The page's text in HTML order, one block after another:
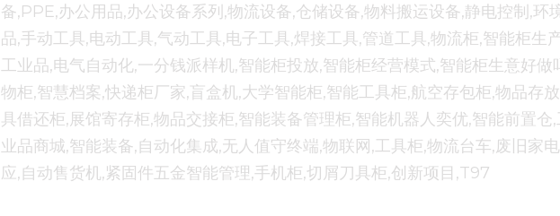
备,PPE,办公用品,办公设备系列,物流设备,仓储设备,物料搬运设备,静电控制,环
品,手动工具,电动工具,气动工具,电子工具,焊接工具,管道工具,物流柜,智能柜生
工业品,电气自动化,一分钱派样机,智能柜投放,智能柜经营模式,智能柜生意好做
物柜,智慧档案,快递柜厂家,盲盒机,大学智能柜,智能工具柜,航空存包柜,物品存
具借还柜,展馆寄存柜,物品交接柜,智能装备管理柜,智能机器人奕优,智能前置
业品商城,智能装备,自动化集成,无人值守终端,物联网,工具柜,物流台车,废旧家
应,自动售货机,紧固件五金智能管理,手机柜,切屑刀具柜,创新项目,T97